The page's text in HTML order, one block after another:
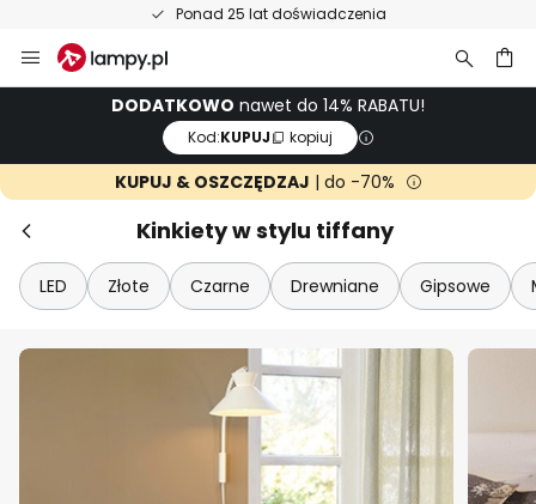
50-dniowy termin zwrotu towaru
Przejdź
do
DODATKOWO nawet do 14% RABATU!
Kod:KUPUJ kopiuj
KUPUJ & OSZCZĘDZAJ | do -70%
Kinkiety w stylu tiffany
LED Złote Czarne Drewniane Gipsowe